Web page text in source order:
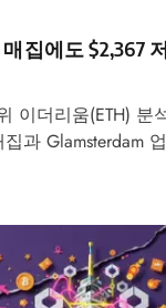
집에도 $2,367
이더리움(ETH) 분
과 Glamsterdam
여부가 핵심입니